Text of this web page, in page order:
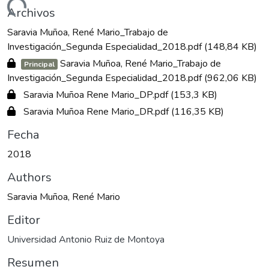
Archivos
Saravia Muñoa, René Mario_Trabajo de
Investigación_Segunda Especialidad_2018.pdf(148,84 KB)
Principal Saravia Muñoa, René Mario_Trabajo de
Investigación_Segunda Especialidad_2018.pdf(962,06 KB)
Saravia Muñoa Rene Mario_DP.pdf(153,3 KB)
Saravia Muñoa Rene Mario_DR.pdf(116,35 KB)
Fecha
2018
Authors
Saravia Muñoa, René Mario
Editor
Universidad Antonio Ruiz de Montoya
Resumen